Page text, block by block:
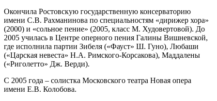
Окончила Ростовскую государственную консерваторию
имени С.В. Рахманинова по специальностям «дирижер хора»
(2000) и «сольное пение» (2005, класс М. Худовертовой). До
2005 училась в Центре оперного пения Галины Вишневской,
где исполнила партии Зибеля («Фауст» Ш. Гуно), Любаши
(«Царская невеста» Н.А. Римского-Корсакова), Маддалены
(«Риголетто» Дж. Верди).
С 2005 года – солистка Московского театра Новая опера
имени Е.В. Колобова.